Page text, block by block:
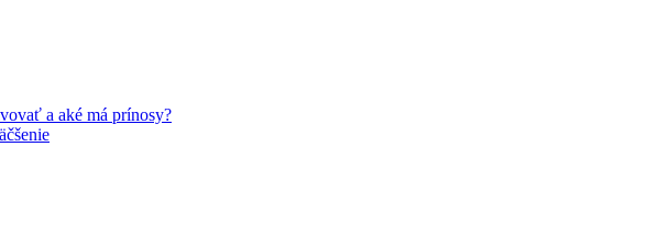
a aké má prínosy?